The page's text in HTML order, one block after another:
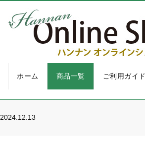
ホーム 商品一覧 ご利用ガイド
2024.8.1 2025年 8月お盆休みについて
2024.12.13